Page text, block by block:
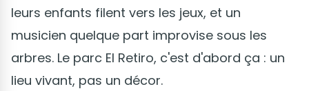
leurs enfants filent vers les jeux, et un
musicien quelque part improvise sous les
arbres. Le parc El Retiro, c'est d'abord ça : un
lieu vivant, pas un décor.